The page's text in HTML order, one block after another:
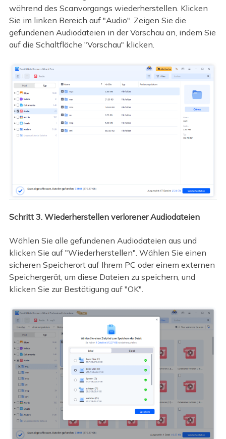
während des Scanvorgangs wiederherstellen. Klicken
Sie im linken Bereich auf "Audio". Zeigen Sie die
gefundenen Audiodateien in der Vorschau an, indem Sie
auf die Schaltfläche "Vorschau" klicken.
Schritt 3. Wiederherstellen verlorener Audiodateien
Wählen Sie alle gefundenen Audiodateien aus und
klicken Sie auf "Wiederherstellen". Wählen Sie einen
sicheren Speicherort auf Ihrem PC oder einem externen
Speichergerät, um diese Dateien zu speichern, und
klicken Sie zur Bestätigung auf "OK".